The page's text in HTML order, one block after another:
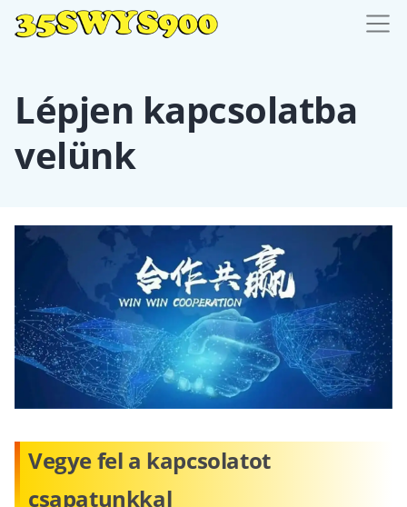
Lépjen kapcsolatba
velünk
Vegye fel a kapcsolatot
csapatunkkal